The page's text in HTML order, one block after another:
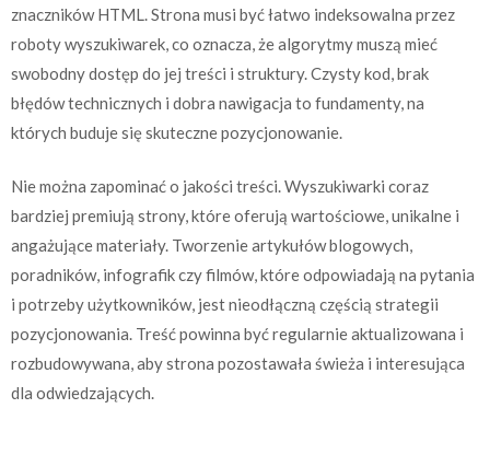
znaczników HTML. Strona musi być łatwo indeksowalna przez
roboty wyszukiwarek, co oznacza, że algorytmy muszą mieć
swobodny dostęp do jej treści i struktury. Czysty kod, brak
błędów technicznych i dobra nawigacja to fundamenty, na
których buduje się skuteczne pozycjonowanie.
Nie można zapominać o jakości treści. Wyszukiwarki coraz
bardziej premiują strony, które oferują wartościowe, unikalne i
angażujące materiały. Tworzenie artykułów blogowych,
poradników, infografik czy filmów, które odpowiadają na pytania
i potrzeby użytkowników, jest nieodłączną częścią strategii
pozycjonowania. Treść powinna być regularnie aktualizowana i
rozbudowywana, aby strona pozostawała świeża i interesująca
dla odwiedzających.